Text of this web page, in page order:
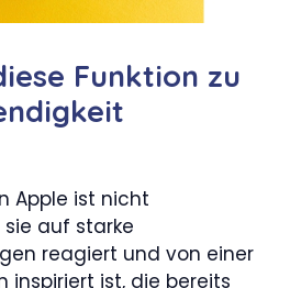
Funktion zu
Apple ist nicht
auf starke
reagiert und von einer
inspiriert ist, die bereits